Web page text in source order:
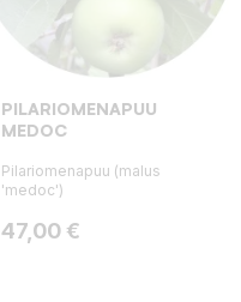
PILARIOMENAPUU
MEDOC
Pilariomenapuu (malus
'medoc')
Hinta
47,00 €